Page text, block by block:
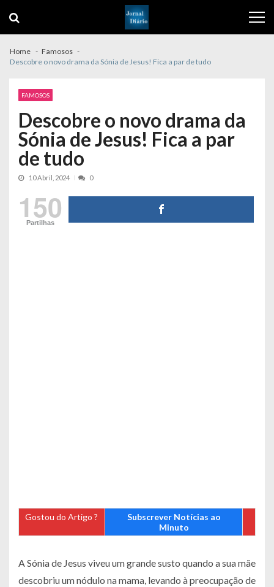
navigation
content
Home
Famosos
Descobre o novo drama da Sónia de Jesus! Fica a par de tudo
FAMOSOS
Descobre o novo drama da
Sónia de Jesus! Fica a par
de tudo
10 Abril, 2024 0
150
Partilhas
Gostou do Artigo ?
Subscrever Notícias ao
Minuto
A Sónia de Jesus viveu um grande susto quando a sua mãe
descobriu um nódulo na mama, levando à preocupação de